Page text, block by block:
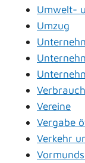
Umwelt-
Umzug
Vereine
Vergabe
Verkehr